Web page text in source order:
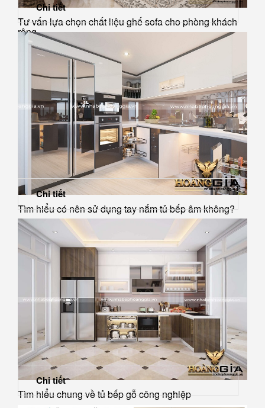
Tư vấn lựa chọn chất liệu ghế sofa cho phòng khách
rộng
Chi tiết
Tìm hiểu có nên sử dụng tay nắm tủ bếp âm không?
Chi tiết
Tìm hiểu chung về tủ bếp gỗ công nghiệp
Chi tiết